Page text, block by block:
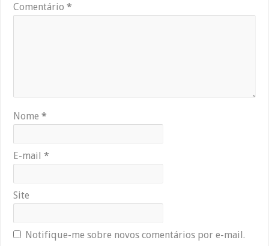
Comentário*
Nome*
E-mail*
Site
Notifique-me sobre novos comentários por e-mail.